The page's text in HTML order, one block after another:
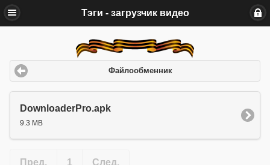
Тэги - загрузчик видео
Файлообменник
DownloaderPro.apk
9.3 MB
Пред. 1 След.